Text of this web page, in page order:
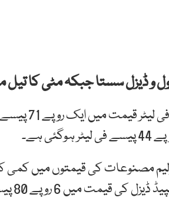
و ڈیزل سستا جبکہ مٹی کا تیل
مٹی کے
میں 6 روپے 80 پیسے فی لیٹر کمی کی گئی ہے۔